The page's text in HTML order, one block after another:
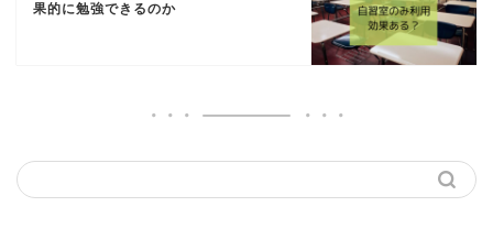
果的に勉強できるのか